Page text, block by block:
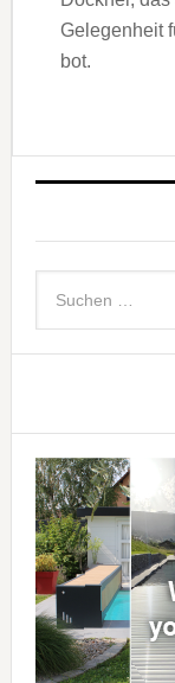
Gelegenheit
bot.